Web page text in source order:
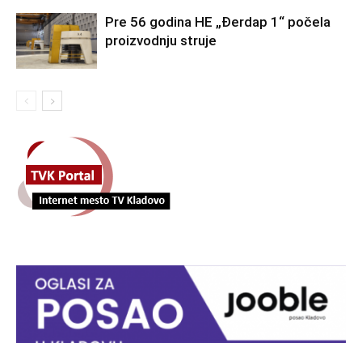
Pre 56 godina HE „Đerdap 1“ počela
proizvodnju struje